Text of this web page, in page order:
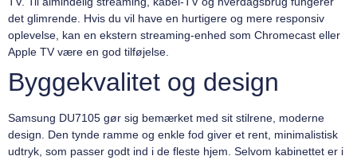
det glimrende. Hvis du vil have en hurtigere og mere responsiv
oplevelse, kan en ekstern streaming-enhed som Chromecast eller
Apple TV være en god tilføjelse.
Byggekvalitet og design
Samsung DU7105 gør sig bemærket med sit stilrene, moderne
design. Den tynde ramme og enkle fod giver et rent, minimalistisk
udtryk, som passer godt ind i de fleste hjem. Selvom kabinettet er i